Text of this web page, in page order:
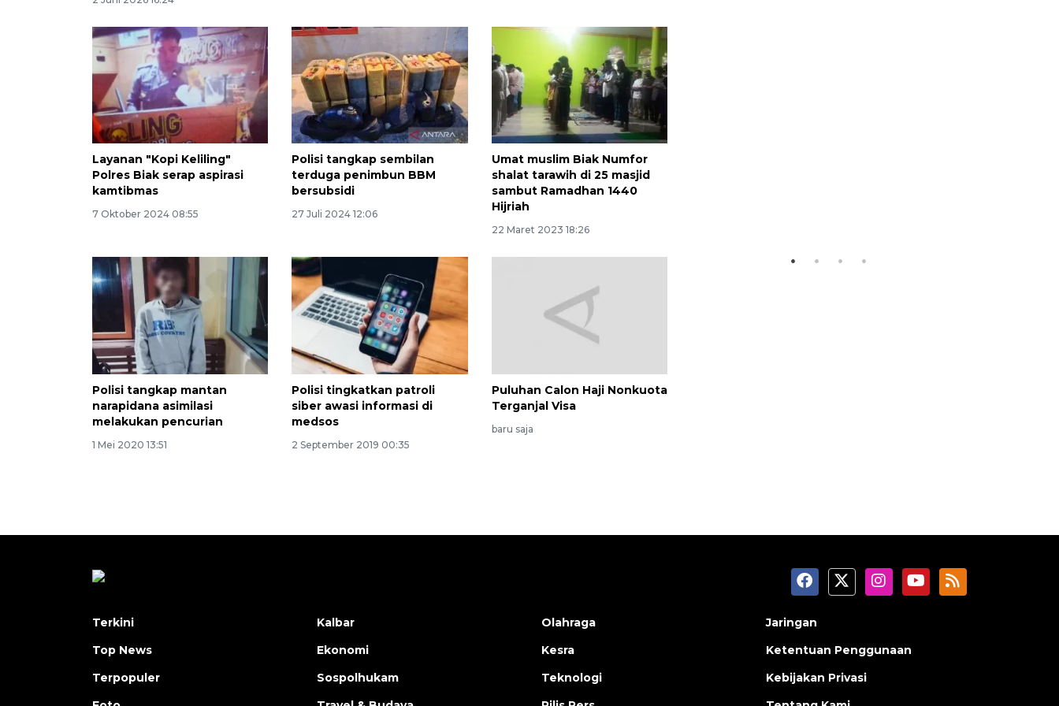
Layanan "Kopi Keliling"
Polres Biak serap aspirasi
kamtibmas
7 Oktober 2024 08:55
Polisi tangkap sembilan
terduga penimbun BBM
bersubsidi
27 Juli 2024 12:06
Umat muslim Biak Numfor
shalat tarawih di 25 masjid
sambut Ramadhan 1440
Hijriah
22 Maret 2023 18:26
Polisi tangkap mantan
narapidana asimilasi
melakukan pencurian
1 Mei 2020 13:51
Polisi tingkatkan patroli
siber awasi informasi di
medsos
2 September 2019 00:35
Puluhan Calon Haji Nonkuota
Terganjal Visa
baru saja
160 ribu sambungan baru
jaringan gas 2026
2026-08-07 18:00:00
Terkini
Top News
Terpopuler
Kalbar
Ekonomi
Sospolhukam
Olahraga
Kesra
Teknologi
Jaringan
Ketentuan Penggunaan
Kebijakan Privasi